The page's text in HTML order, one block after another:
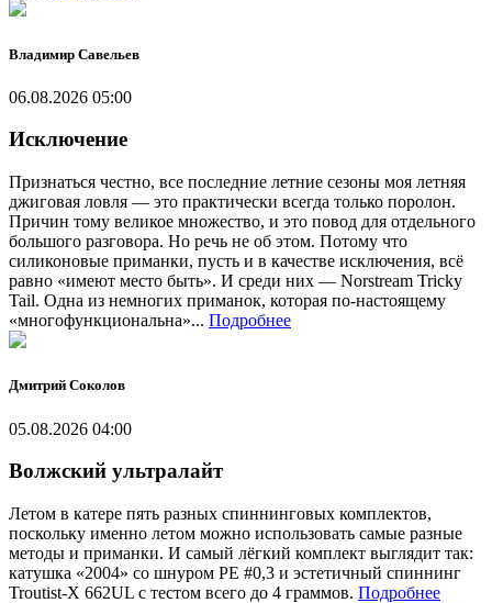
Владимир Савельев
06.08.2026 05:00
Исключение
Признаться честно, все последние летние сезоны моя летняя
джиговая ловля — это практически всегда только поролон.
Причин тому великое множество, и это повод для отдельного
большого разговора. Но речь не об этом. Потому что
силиконовые приманки, пусть и в качестве исключения, всё
равно «имеют место быть». И среди них — Norstream Tricky
Tail. Одна из немногих приманок, которая по-настоящему
«многофункциональна»... Подробнее
Дмитрий Соколов
05.08.2026 04:00
Волжский ультралайт
Летом в катере пять разных спиннинговых комплектов,
поскольку именно летом можно использовать самые разные
методы и приманки. И самый лёгкий комплект выглядит так:
катушка «2004» со шнуром РЕ #0,3 и эстетичный спиннинг
Troutist-X 662UL с тестом всего до 4 граммов. Подробнее